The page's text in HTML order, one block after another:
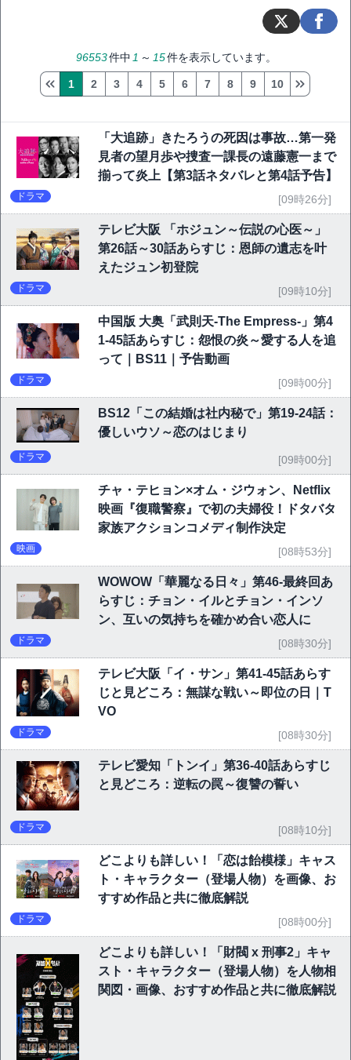
96553件中1 ～ 15件を表示しています。
1 2 3 4 5 6 7 8 9 10
「大追跡」きたろうの死因は事故…第一発
見者の望月歩や捜査一課長の遠藤憲一まで
揃って炎上【第3話ネタバレと第4話予告】
ドラマ [09時26分]
テレビ大阪 「ホジュン～伝説の心医～」
第26話～30話あらすじ：恩師の遺志を叶
えたジュン初登院
ドラマ [09時10分]
中国版 大奥「武則天-The Empress-」第4
1-45話あらすじ：怨恨の炎～愛する人を追
って｜BS11｜予告動画
ドラマ [09時00分]
BS12「この結婚は社内秘で」第19-24話：
優しいウソ～恋のはじまり
ドラマ [09時00分]
チャ・テヒョン×オム・ジウォン、Netflix
映画『復職警察』で初の夫婦役！ドタバタ
家族アクションコメディ制作決定
映画 [08時53分]
WOWOW「華麗なる日々」第46-最終回あ
らすじ：チョン・イルとチョン・インソ
ン、互いの気持ちを確かめ合い恋人に
ドラマ [08時30分]
テレビ大阪「イ・サン」第41-45話あらす
じと見どころ：無謀な戦い～即位の日｜T
VO
ドラマ [08時30分]
テレビ愛知「トンイ」第36-40話あらすじ
と見どころ：逆転の罠～復讐の誓い
ドラマ [08時10分]
どこよりも詳しい！「恋は飴模様」キャス
ト・キャラクター（登場人物）を画像、お
すすめ作品と共に徹底解説
ドラマ [08時00分]
どこよりも詳しい！「財閥 x 刑事2」キャ
スト・キャラクター（登場人物）を人物相
関図・画像、おすすめ作品と共に徹底解説